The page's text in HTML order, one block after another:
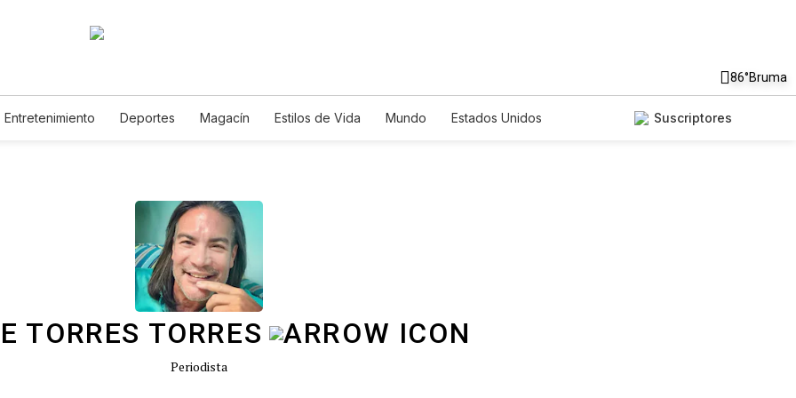
86°Bruma
Entretenimiento Deportes Magacín Estilos de Vida Mundo
Estados Unidos
Suscriptores
TORRES TORRES
Periodista